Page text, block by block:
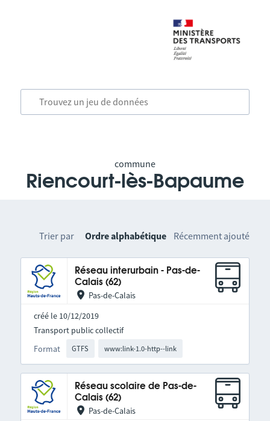
commune
Riencourt-lès-Bapaume
Trier par Ordre alphabétique Récemment ajouté
Réseau interurbain - Pas-de-
Calais (62)
Pas-de-Calais
créé le 10/12/2019
Format GTFS www:link-1.0-http--link
Transport public collectif
Réseau scolaire de Pas-de-
Calais (62)
Pas-de-Calais